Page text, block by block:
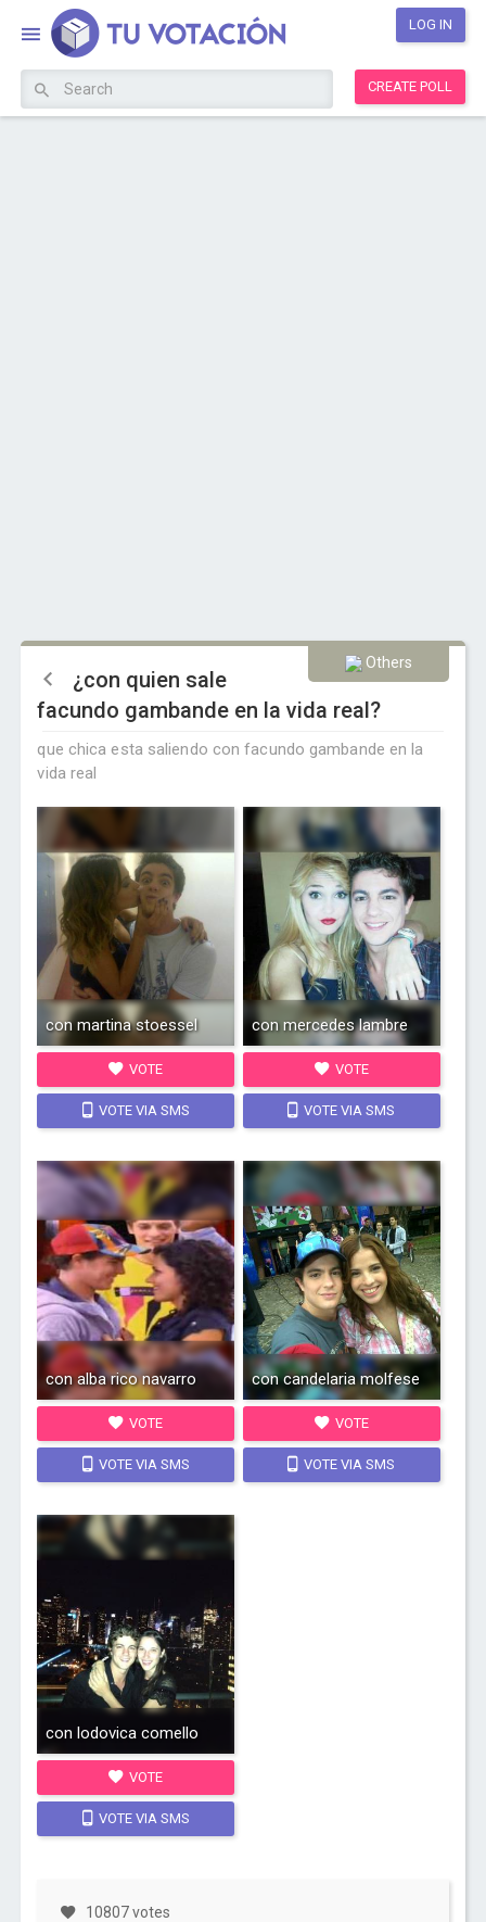
LOG IN
CREATE POLL
Others
¿con quien sale
facundo gambande en la vida real?
que chica esta saliendo con facundo gambande en la
vida real
con martina stoessel
VOTE
VOTE VIA SMS
con mercedes lambre
VOTE
VOTE VIA SMS
con alba rico navarro
VOTE
VOTE VIA SMS
con candelaria molfese
VOTE
VOTE VIA SMS
con lodovica comello
VOTE
VOTE VIA SMS
10807 votes